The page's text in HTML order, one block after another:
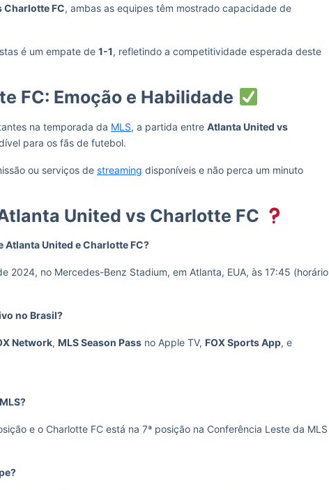
Charlotte FC, ambas as equipes têm mostrado capacidade de
é um empate de 1-1, refletindo a competitividade esperada deste
FC: Emoção e Habilidade
na temporada da MLS, a partida entre Atlanta United vs
para os fãs de futebol.
ou serviços de streaming disponíveis e não perca um minuto
United vs Charlotte FC
Atlanta United e Charlotte FC?
2024, no Mercedes-Benz Stadium, em Atlanta, EUA, às 17:45 (horário
no Brasil?
Network, MLS Season Pass no Apple TV, FOX Sports App, e
e o Charlotte FC está na 7ª posição na Conferência Leste da MLS​